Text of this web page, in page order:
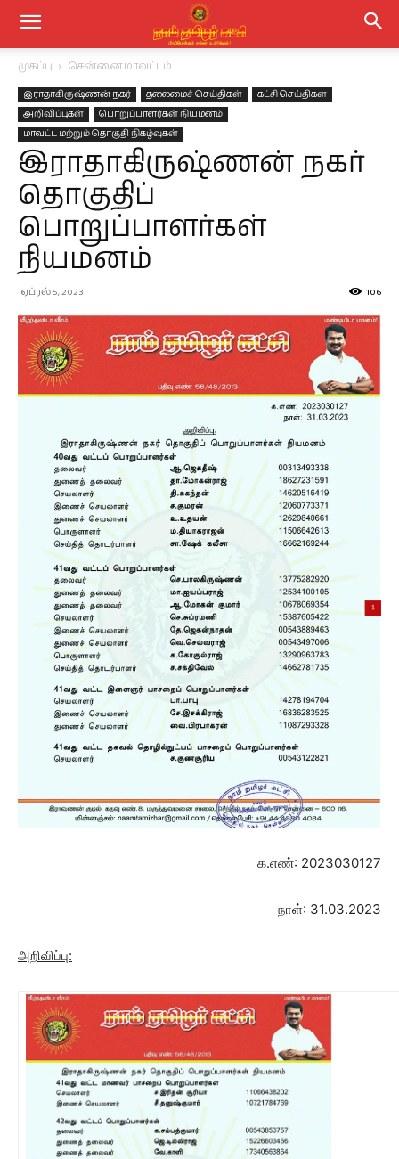
முகப்பு சென்னை மாவட்டம்
இராதாகிருஷ்ணன் நகர் தலைமைச் செய்திகள்
கட்சி செய்திகள்
அறிவிப்புகள்
பொறுப்பாளர்கள் நியமனம்
மாவட்ட மற்றும் தொகுதி நிகழ்வுகள்
இராதாகிருஷ்ணன் நகர்
தொகுதிப்
பொறுப்பாளர்கள்
நியமனம்
ஏப்ரல் 5, 2023 106
க.எண்: 2023030127
நாள்: 31.03.2023
அறிவிப்பு: